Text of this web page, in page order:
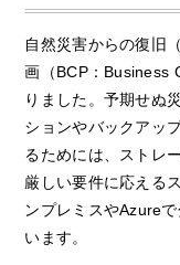
自然災害からの復旧
画（BCP：Business
りました。予期せぬ
ションやバックアッ
るためには、ストレ
厳しい要件に応える
ンプレミスやAzure
います。